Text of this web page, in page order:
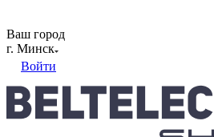
Ваш город
г. Минск
Войти